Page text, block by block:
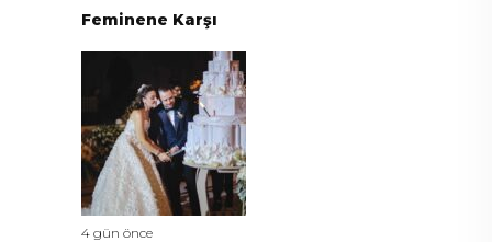
Feminene Karşı
4 gün önce